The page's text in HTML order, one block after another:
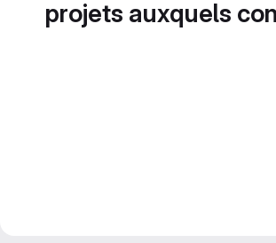
projets auxquels